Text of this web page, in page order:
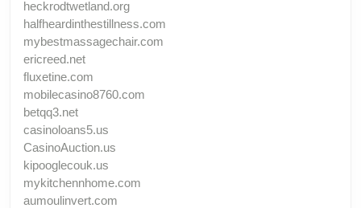
heckrodtwetland.org
halfheardinthestillness.com
mybestmassagechair.com
ericreed.net
fluxetine.com
mobilecasino8760.com
betqq3.net
casinoloans5.us
CasinoAuction.us
kipooglecouk.us
mykitchennhome.com
aumoulinvert.com